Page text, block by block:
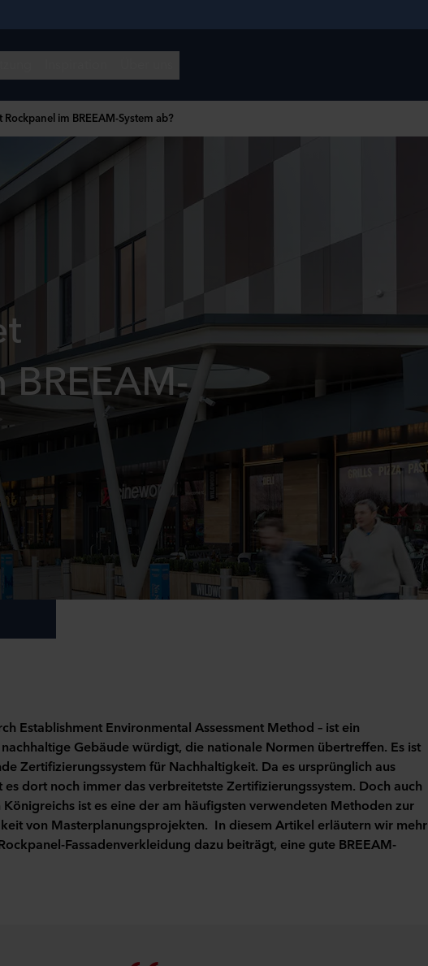
im BREEAM-System ab?
Establishment Environmental Assessment Method – ist ein
Gebäude würdigt, die nationale Normen übertreffen. Es ist
Zertifizierungssystem für Nachhaltigkeit. Da es ursprünglich aus
dort noch immer das verbreitetste Zertifizierungssystem. Doch auch
ist es eine der am häufigsten verwendeten Methoden zur
von Masterplanungsprojekten. In diesem Artikel erläutern wir mehr
Fassadenverkleidung dazu beiträgt, eine gute BREEAM-